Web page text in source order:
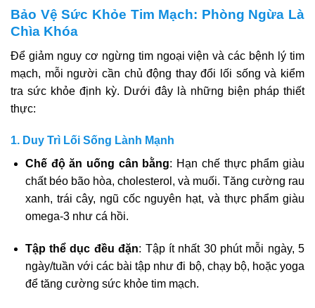
Bảo Vệ Sức Khỏe Tim Mạch: Phòng Ngừa Là
Chìa Khóa
Để giảm nguy cơ ngừng tim ngoại viện và các bệnh lý tim
mạch, mỗi người cần chủ động thay đổi lối sống và kiểm
tra sức khỏe định kỳ. Dưới đây là những biện pháp thiết
thực:
1. Duy Trì Lối Sống Lành Mạnh
Chế độ ăn uống cân bằng: Hạn chế thực phẩm giàu
chất béo bão hòa, cholesterol, và muối. Tăng cường rau
xanh, trái cây, ngũ cốc nguyên hạt, và thực phẩm giàu
omega-3 như cá hồi.
Tập thể dục đều đặn: Tập ít nhất 30 phút mỗi ngày, 5
ngày/tuần với các bài tập như đi bộ, chạy bộ, hoặc yoga
để tăng cường sức khỏe tim mạch.